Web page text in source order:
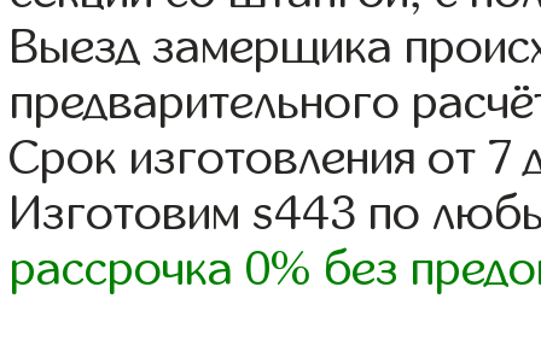
Выезд замерщика
предварительного
Срок изготовления от 7
Изготовим s443 по
рассрочка 0% без